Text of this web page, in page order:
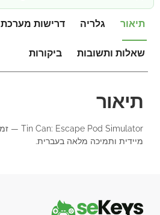
תיאור גלריה דרישות מערכת
שאלות ותשובות ביקורות
תיאור
מיידית ותמיכה מלאה בעברית.